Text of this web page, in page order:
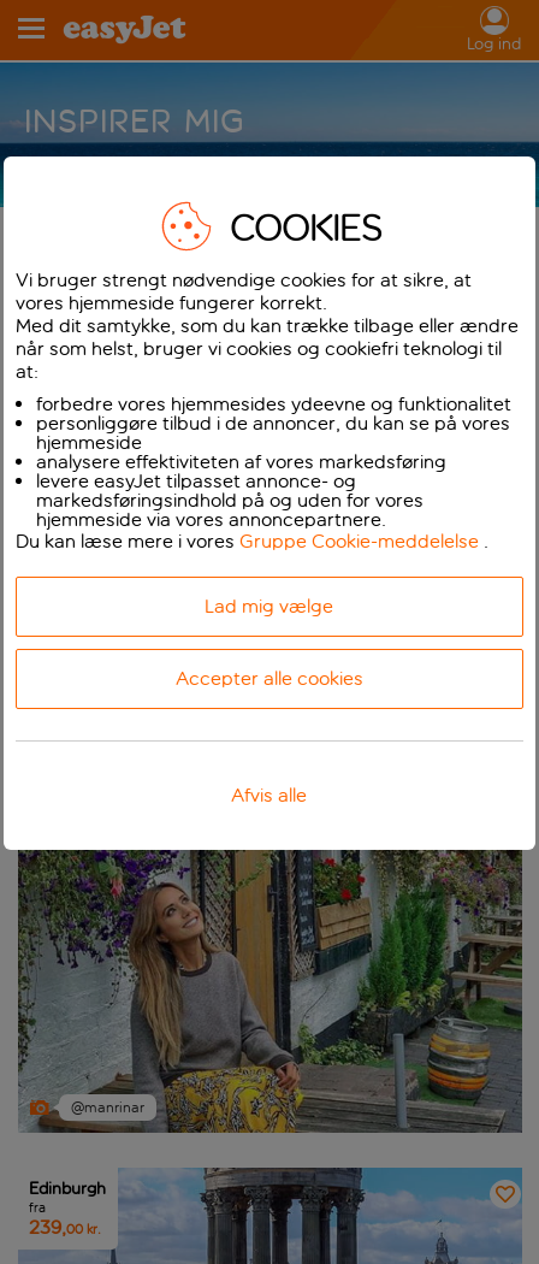
Log ind
INSPIRER MIG
LAD OS FÅ STARTET DIN FERIE
Jeg vil gerne flyve fra Reykjavik Keflavik
Jeg vil rejsenår som helstI/ påenkeltbillet
Mit budget erligegyldigt
Jeg vil gerne have enhvad som helstrejse
Nulstil mine valg
fra Reykjavik Keflavik
Birmingham
@manrinar
Edinburgh
fra
239,00 kr.
COOKIES
Vi bruger strengt nødvendige cookies for at sikre, at
vores hjemmeside fungerer korrekt.
Med dit samtykke, som du kan trække tilbage eller ændre
når som helst, bruger vi cookies og cookiefri teknologi til
at:
forbedre vores hjemmesides ydeevne og funktionalitet
personliggøre tilbud i de annoncer, du kan se på vores
hjemmeside
analysere effektiviteten af vores markedsføring
levere easyJet tilpasset annonce- og
markedsføringsindhold på og uden for vores
hjemmeside via vores annoncepartnere.
Du kan læse mere i voresGruppe Cookie-meddelelse .
Lad mig vælge
Accepter alle cookies
Afvis alle